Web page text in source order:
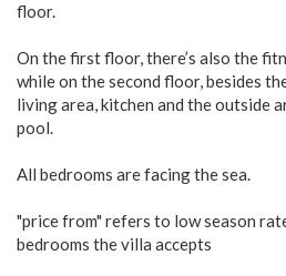
floor.
On the first floor, there’s also the
while on the second floor, besides
living area, kitchen and the outside
pool.
All bedrooms are facing the sea.
"price from" refers to low season
bedrooms the villa accepts